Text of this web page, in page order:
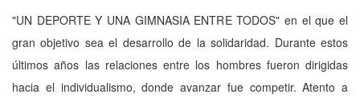
"UN DEPORTE Y UNA GIMNASIA ENTRE TODOS" en el que el
gran objetivo sea el desarrollo de la solidaridad. Durante estos
últimos años las relaciones entre los hombres fueron dirigidas
hacia el individualismo, donde avanzar fue competir. Atento a